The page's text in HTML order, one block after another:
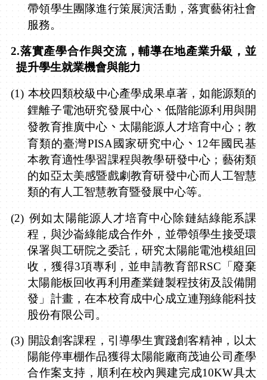
帶領學生團隊進行策展演活動，落實藝術社會
服務。
2.落實產學合作與交流，輔導在地產業升級，並
提升學生就業機會與能力
(1) 本校四類校級中心產學成果卓著，如能源類的
鋰離子電池研究發展中心 、 低階能源利用與開
發教育推廣中心 、 太陽能源人才培育中心；教
育類的臺灣PISA國家研究中心 、 12年國民基
本教育適性學習課程與教學研發中心；藝術類
的如亞太美感暨戲劇教育研發中心而人工智慧
類的有人工智慧教育暨發展中心等。
(2) 例如太陽能源人才培育中心除鏈結綠能系課
程，與沙崙綠能成合作外，並帶領學生接受環
保署與工研院之委託，研究太陽能電池模組回
收，獲得3項專利，並申請教育部RSC 「廢棄
太陽能板回收再利用產業鏈製程技術及設備開
發」計畫，在本校育成中心成立連翔綠能科技
股份有限公司。
(3) 開設創客課程，引導學生實踐創客精神，以太
陽能停車棚作品獲得太陽能廠商茂迪公司產學
合作案支持，順利在校內興建完成10KW具太